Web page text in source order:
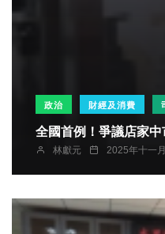
政治 財經及消費
全國首例！爭議店家
林獻元 2025年十一